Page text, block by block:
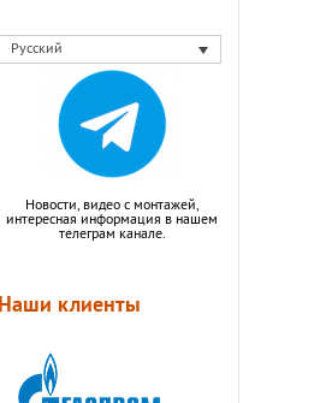
Русский
Новости, видео с монтажей,
интересная информация в нашем
телеграм канале.
Наши клиенты